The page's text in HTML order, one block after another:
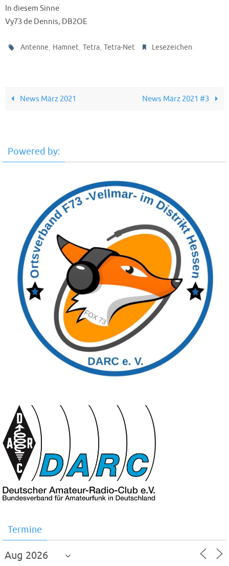
In diesem Sinne
Vy73 de Dennis, DB2OE
Antenne, Hamnet,Tetra,Tetra-Net. Lesezeichen.
News März 2021 News März 2021 #3
Powered by:
Termine